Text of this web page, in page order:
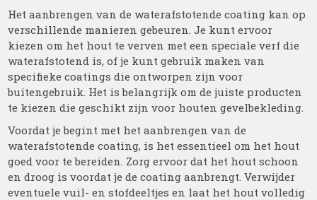
Het aanbrengen van de waterafstotende coating kan op
verschillende manieren gebeuren. Je kunt ervoor
kiezen om het hout te verven met een speciale verf die
waterafstotend is, of je kunt gebruik maken van
specifieke coatings die ontworpen zijn voor
buitengebruik. Het is belangrijk om de juiste producten
te kiezen die geschikt zijn voor houten gevelbekleding.
Voordat je begint met het aanbrengen van de
waterafstotende coating, is het essentieel om het hout
goed voor te bereiden. Zorg ervoor dat het hout schoon
en droog is voordat je de coating aanbrengt. Verwijder
eventuele vuil- en stofdeeltjes en laat het hout volledig